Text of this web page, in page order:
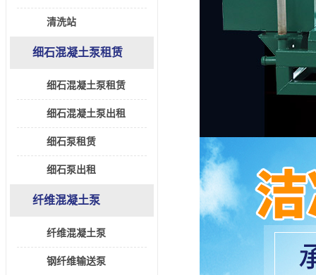
清洗站
细石混凝土泵租赁
细石混凝土泵租赁
细石混凝土泵出租
细石泵租赁
细石泵出租
纤维混凝土泵
纤维混凝土泵
钢纤维输送泵